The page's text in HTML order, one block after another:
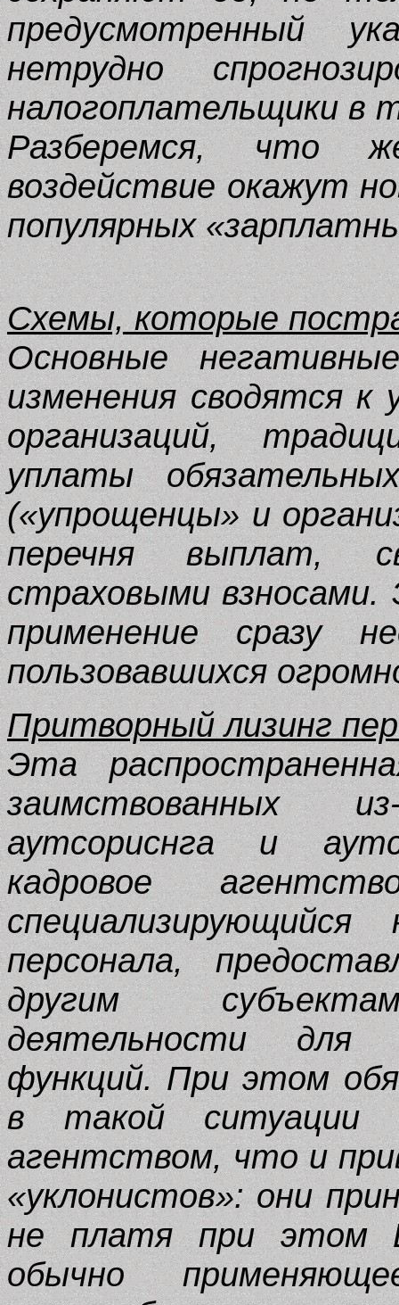
предусмотренный
нетрудно
налогоплательщики в
Разберемся, что
воздействие окажут
популярных
Схемы, которые
Основные
изменения сводятся к
организаций,
уплаты
(«упрощенцы» и
перечня выплат,
страховыми
применение сразу
пользовавшихся
Притворный лизинг
Эта
заимствованных
аутсориснга и
кадровое
персонала,
другим
деятельности для
функций. При этом
в такой ситуации
агентством, что и
«уклонистов»: они
не платя при этом
обычно